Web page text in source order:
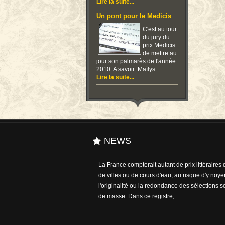
Lire la suite...
Un pont pour le Medicis
C'est au tour
du jury du
prix Medicis
de mettre au
jour son palmarès de l'année
2010. A savoir: Maïlys ...
Lire la suite...
NEWS
La France compterait autant de prix littéraires
de villes ou de cours d'eau, au risque d'y
l'originalité ou la redondance des sélections
de masse. Dans ce registre,...
La maladie quitte peu à peu les cabinets
cabinets d’écriture : en témoignent de
œuvres sur la maladie et ses cures. ...